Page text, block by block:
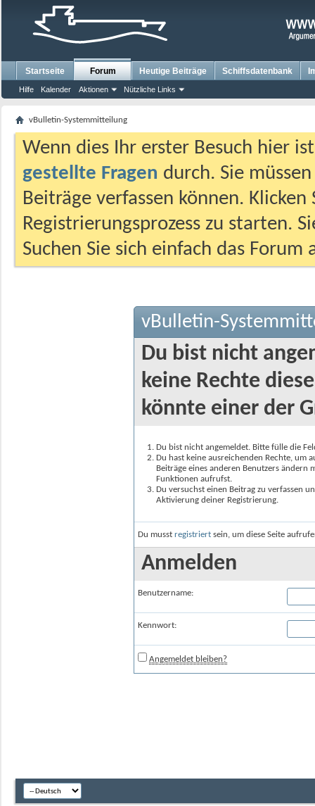
Startseite Forum
Hilfe Kalender Aktionen Nützliche Links
Heutige Beiträge Schiffsdatenbank
vBulletin-Systemmitteilung
Wenn dies Ihr erster Besuch hier
gestellte Fragen durch. Sie
Beiträge verfassen können.
Registrierungsprozess zu starten.
Suchen Sie sich einfach das
vBulletin-
Du bist nicht
keine Rechte
könnte einer der
Du bist nicht angemeldet. Bitte fülle die
Du hast keine ausreichenden Rechte, um
Beiträge eines anderen Benutzers
Funktionen aufrufst.
Du versuchst einen Beitrag zu verfassen
Aktivierung deiner Registrierung.
Du musst registriert sein, um diese Seite
Anmelden
Benutzername:
Kennwort:
Angemeldet bleiben?